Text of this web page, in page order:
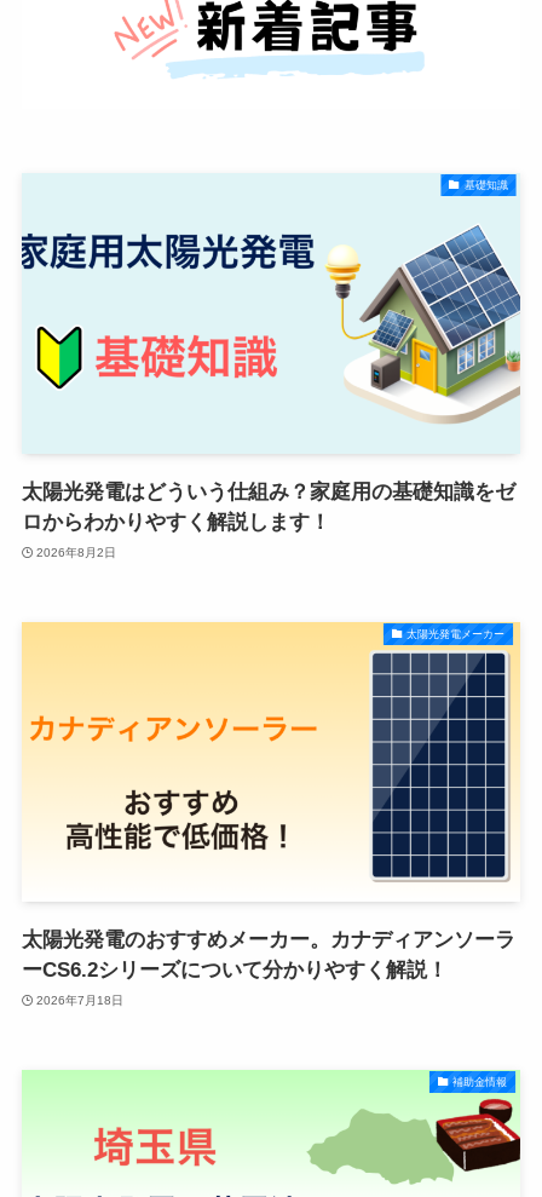
基礎知識
太陽光発電はどういう仕組み？家庭用の基礎知識をゼ
ロからわかりやすく解説します！
2026年8月2日
太陽光発電メーカー
太陽光発電のおすすめメーカー。カナディアンソーラ
ーCS6.2シリーズについて分かりやすく解説！
2026年7月18日
補助金情報